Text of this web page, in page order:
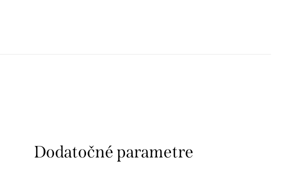
Dodatočné parametre